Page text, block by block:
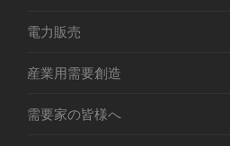
電力販売
産業用需要創造
需要家の皆様へ